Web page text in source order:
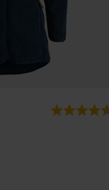
Bewertung: